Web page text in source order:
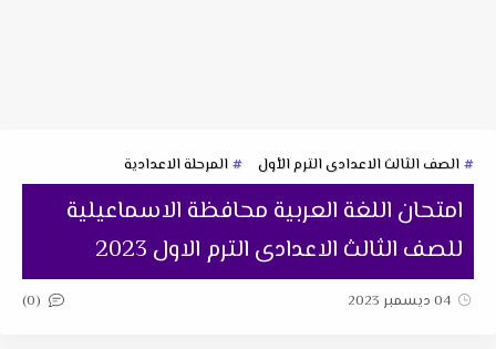
الصف الثالث الاعدادى الترم الأول المرحلة الاعدادية
امتحان اللغة العربية محافظة الاسماعيلية
للصف الثالث الاعدادى الترم الاول 2023
04 ديسمبر 2023 (0)